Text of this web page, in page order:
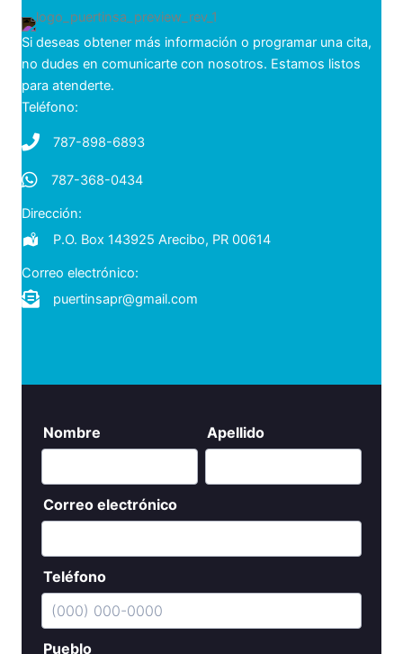
Si deseas obtener más información o programar una cita,
no dudes en comunicarte con nosotros. Estamos listos
para atenderte.
Teléfono:
787-898-6893
787-368-0434
787-368-0434
Dirección:
P.O. Box 143925 Arecibo, PR 00614
Correo electrónico:
puertinsapr@gmail.com